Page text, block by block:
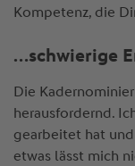
Kompetenz, die
…schwierige
Die
herausfordernd.
gearbeitet hat
etwas lässt mich